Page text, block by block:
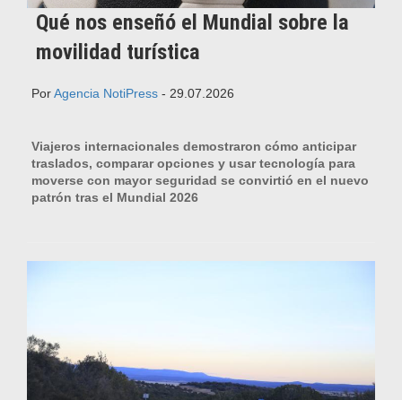
Qué nos enseñó el Mundial sobre la
movilidad turística
PorAgencia NotiPress - 29.07.2026
Viajeros internacionales demostraron cómo anticipar
traslados, comparar opciones y usar tecnología para
moverse con mayor seguridad se convirtió en el nuevo
patrón tras el Mundial 2026